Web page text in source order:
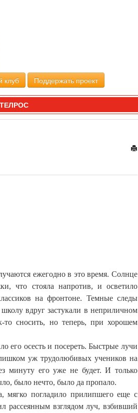
клуб Поддержать проект
ежегодно в это время. Солнце
, что стояла напротив, и осветило
на фронтоне. Темные следы
школу вдруг застукали в неприличном
сносить, но теперь, при хорошем
его осесть и посереть. Быстрые лучи
уж трудолюбивых учеников на
минуту его уже не будет. И только
было нечто, было да пропало.
мягко погладило прилипшего еще с
рассеянным взглядом луч, взбивший